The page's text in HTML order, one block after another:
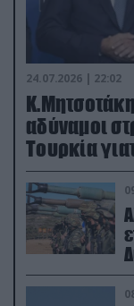
24.07.2026 | 22:02
αδύναμοι
Τουρκία
(βίντεο)